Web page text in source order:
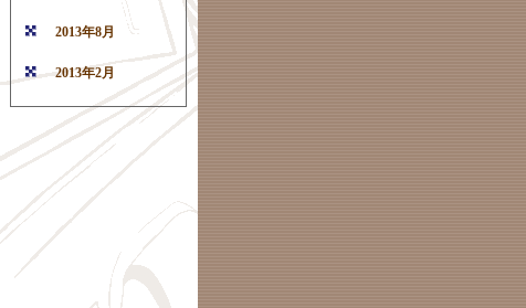
2013年8月
2013年2月